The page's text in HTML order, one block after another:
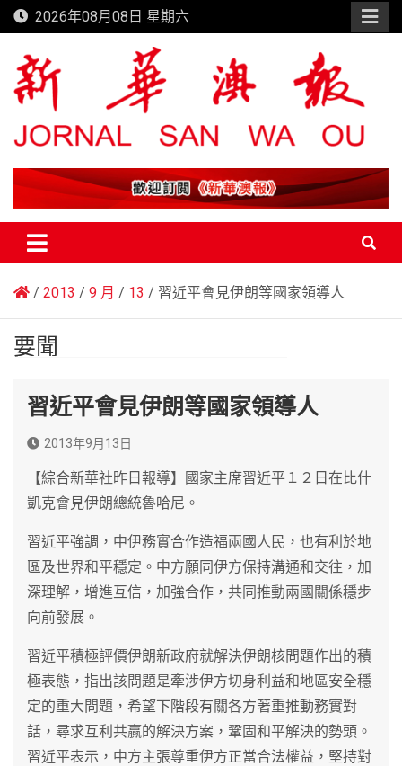
Skip
to
content
2026年08月08日 星期六
新華澳報
2013 9 月 13 習近平會見伊朗等國家領導人
要聞
習近平會見伊朗等國家領導人
2013年9月13日
【綜合新華社昨日報導】國家主席習近平１２日在比什
凱克會見伊朗總統魯哈尼。
習近平強調，中伊務實合作造福兩國人民，也有利於地
區及世界和平穩定。中方願同伊方保持溝通和交往，加
深理解，增進互信，加強合作，共同推動兩國關係穩步
向前發展。
習近平積極評價伊朗新政府就解決伊朗核問題作出的積
極表態，指出該問題是牽涉伊方切身利益和地區安全穩
定的重大問題，希望下階段有關各方著重推動務實對
話，尋求互利共贏的解決方案，鞏固和平解決的勢頭。
習近平表示，中方主張尊重伊方正當合法權益，堅持對